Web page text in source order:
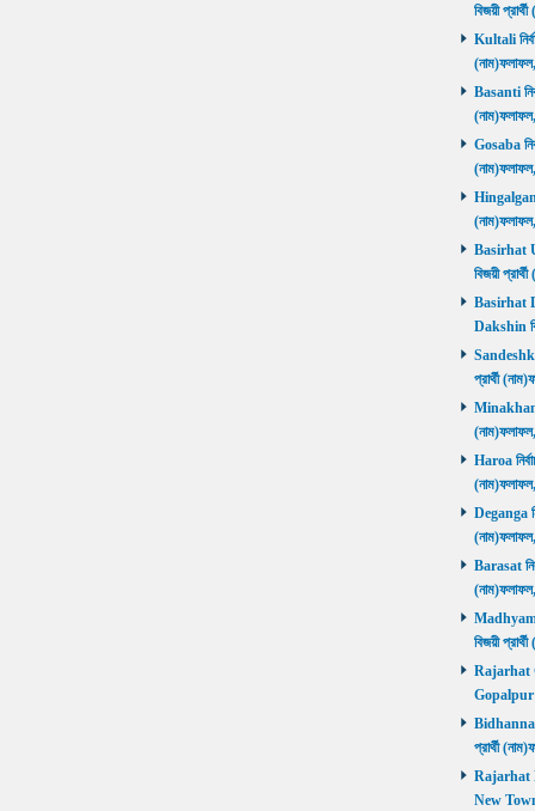
বিজয়ী
Kultali
Basanti
Gosaba
Hingalganj
Basirhat
বিজয়ী
Basirhat
Dakshin
প্রার্থী
Minakhan
Haroa
Deganga
Barasat
বিজয়ী
Rajarhat
Gopalpur
প্রার্থী
Rajarhat
New Town